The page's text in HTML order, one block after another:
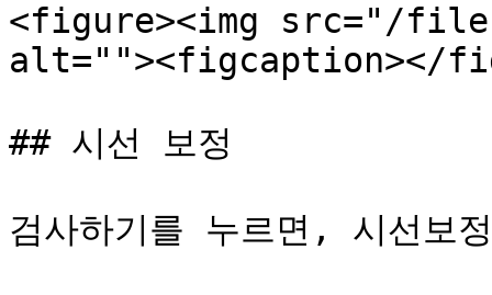
<figure><img src="/files/
alt=""><figcaption></
## 시선 보정
검사하기를 누르면, 시선보